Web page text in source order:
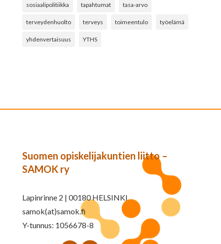
sosiaalipolitiikka tapahtumat tasa-arvo
terveydenhuolto terveys toimeentulo työelämä
yhdenvertaisuus YTHS
Suomen opiskelijakuntien liitto –
SAMOK ry
Lapinrinne 2 | 00180 HELSINKI
samok(at)samok.fi
Y-tunnus: 1056678-8